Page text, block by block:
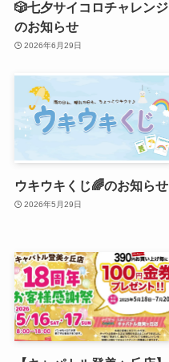
🎲七夕サイコロチャレンジ
のお知らせ
2026年6月29日
ウキウキくじ🌈のお知らせ
2026年5月29日